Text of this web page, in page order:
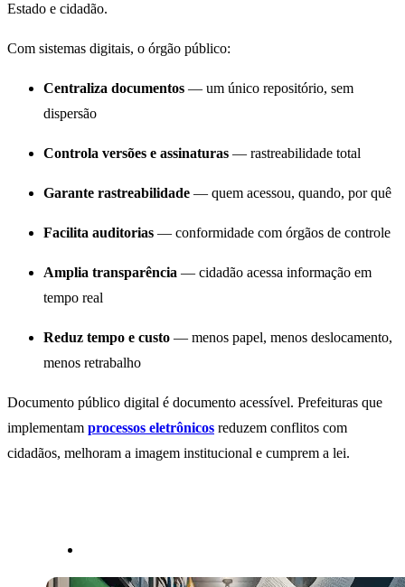
Estado e cidadão.
Com sistemas digitais, o órgão público:
Centraliza documentos — um único repositório, sem
dispersão
Controla versões e assinaturas — rastreabilidade total
Garante rastreabilidade — quem acessou, quando, por quê
Facilita auditorias — conformidade com órgãos de controle
Amplia transparência — cidadão acessa informação em
tempo real
Reduz tempo e custo — menos papel, menos deslocamento,
menos retrabalho
Documento público digital é documento acessível. Prefeituras que
implementam processos eletrônicos reduzem conflitos com
cidadãos, melhoram a imagem institucional e cumprem a lei.